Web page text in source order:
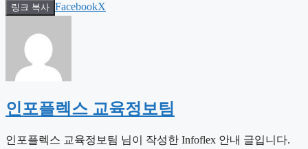
링크 복사 FacebookX
인포플렉스 교육정보팀
인포플렉스 교육정보팀 님이 작성한 Infoflex 안내 글입니다.